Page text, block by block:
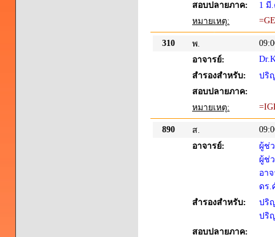
สอบปลายภาค:
1 มี
หมายเหตุ:
310 พ.
อาจารย์:
สำรองสำหรับ:
ปริ
สอบปลายภาค:
หมายเหตุ:
890 ส.
อาจารย์:
ผู้ช่
ผู้ช่
อา
ดร.
สำรองสำหรับ:
ปริ
ปริ
สอบปลายภาค: